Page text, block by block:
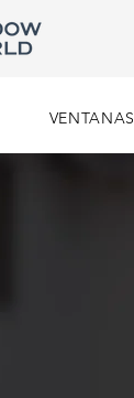
VENTANAS